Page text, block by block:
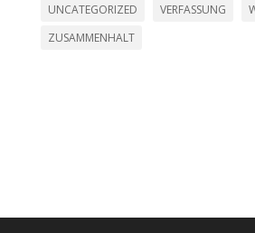
UNCATEGORIZED
VERFASSUNG
ZUSAMMENHALT